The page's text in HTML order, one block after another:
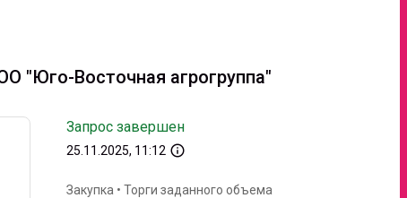
"Юго-Восточная агрогруппа"
Запрос завершен
25.11.2025, 11:12 info_outline
Закупка • Торги заданного объема